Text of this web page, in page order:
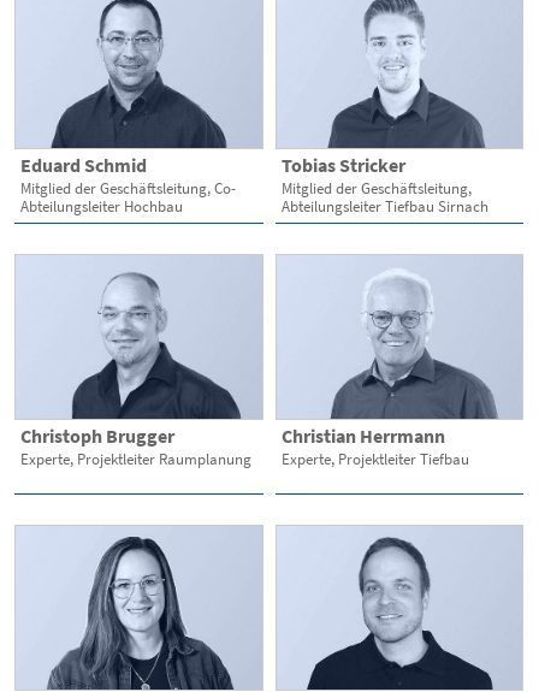
Eduard Schmid
Mitglied der Geschäftsleitung, Co-
Abteilungsleiter Hochbau
Tobias Stricker
Mitglied der Geschäftsleitung,
Abteilungsleiter Tiefbau Sirnach
Christoph Brugger
Experte, Projektleiter Raumplanung
Christian Herrmann
Experte, Projektleiter Tiefbau